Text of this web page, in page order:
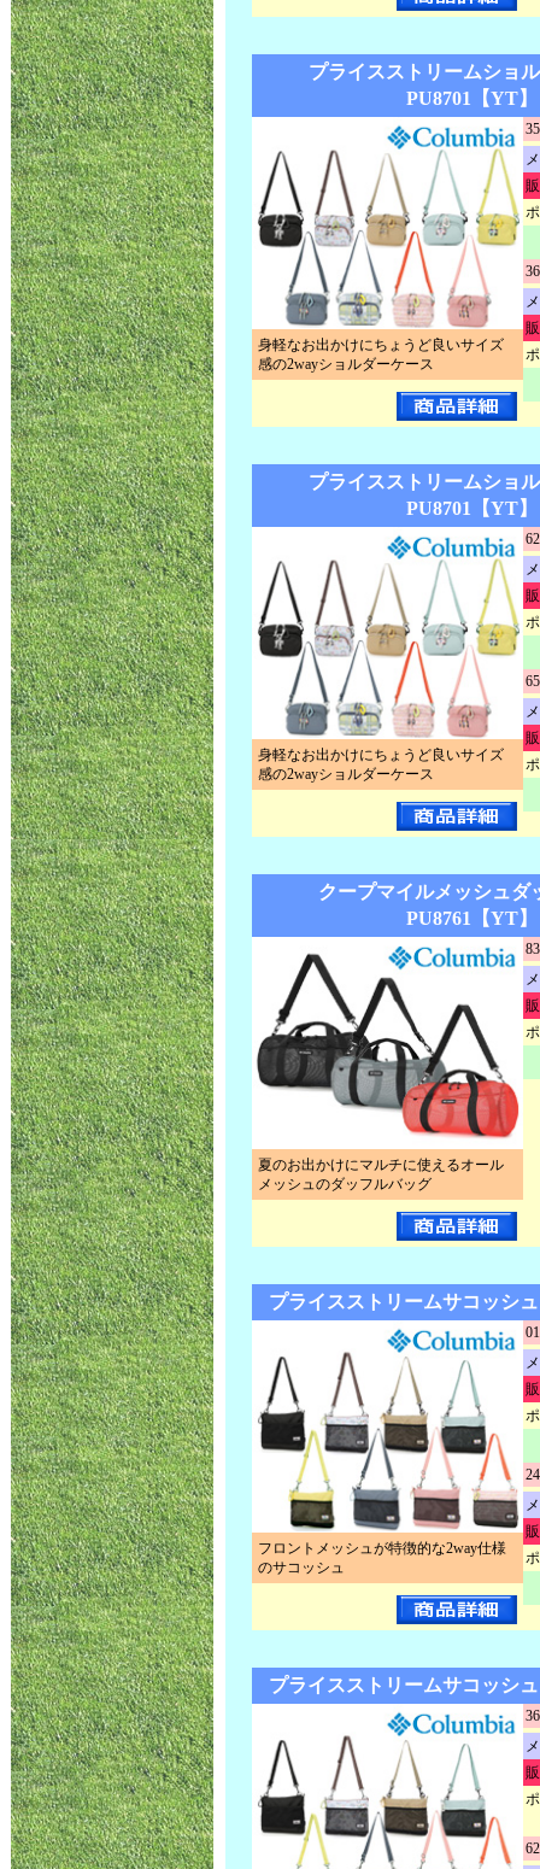
プライスストリームショ
PU8701【YT】
身軽なお出かけにちょうど良いサイズ
感の2wayショルダーケース
プライスストリームショ
PU8701【YT】
身軽なお出かけにちょうど良いサイズ
感の2wayショルダーケース
クープマイルメッシュ
PU8761【YT】
夏のお出かけにマルチに使えるオール
メッシュのダッフルバッグ
プライスストリームサコッシ
フロントメッシュが特徴的な2way仕様
のサコッシュ
プライスストリームサコッシ